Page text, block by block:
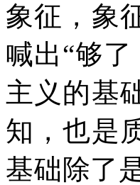
象征，象
喊出“够了
主义的基
知，也是
基础除了